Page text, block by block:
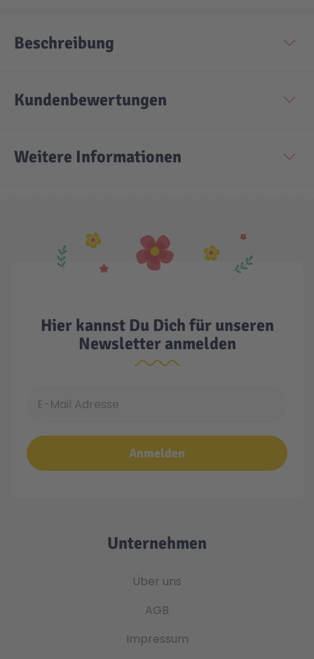
Beschreibung
Kundenbewertungen
Weitere Informationen
Hier kannst Du Dich für unseren
Newsletter anmelden
Anmelden
Unternehmen
Über uns
AGB
Impressum